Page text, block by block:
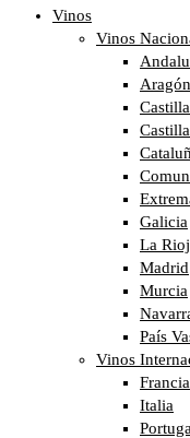
Vinos
Vinos
Aragón
Galicia
La
Madrid
Murcia
País
Vinos
Francia
Italia